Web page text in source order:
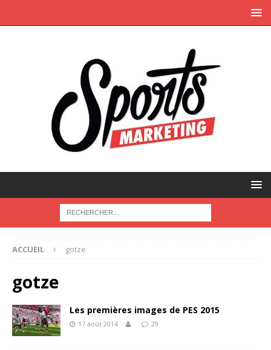
ACCUEIL gotze
gotze
Les premières images de PES 2015
17 août 2014 29